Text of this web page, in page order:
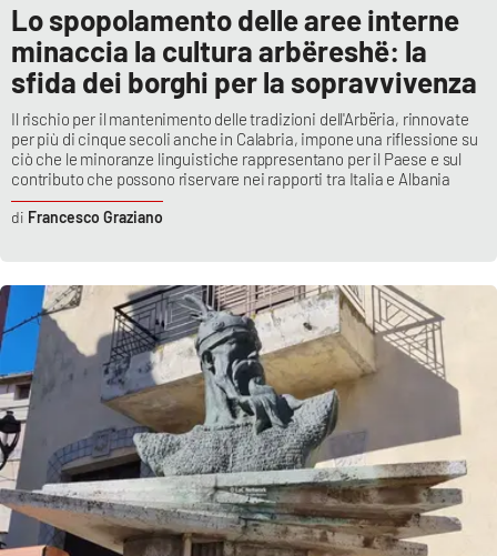
Lo spopolamento delle aree interne
minaccia la cultura arbëreshë: la
sfida dei borghi per la sopravvivenza
Il rischio per il mantenimento delle tradizioni dell'Arbëria, rinnovate
per più di cinque secoli anche in Calabria, impone una riflessione su
ciò che le minoranze linguistiche rappresentano per il Paese e sul
contributo che possono riservare nei rapporti tra Italia e Albania
Francesco Graziano